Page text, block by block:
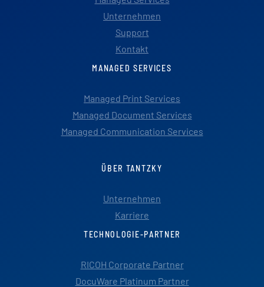
Unternehmen
Support
Kontakt
MANAGED SERVICES
Managed Print Services
Managed Document Services
Managed Communication Services
ÜBER TANTZKY
Unternehmen
Karriere
TECHNOLOGIE-PARTNER
RICOH Corporate Partner
DocuWare Platinum Partner